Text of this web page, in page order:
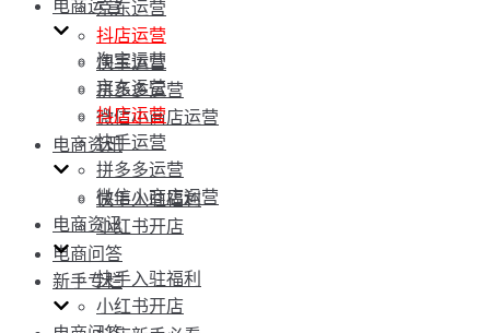
京东运营
抖店运营
快手运营
拼多多运营
微信小商店运营
电商资讯
快手入驻福利
小红书开店
电商问答
新手专栏
电商运营
淘宝运营
京东运营
抖店运营
快手运营
拼多多运营
微信小商店运营
电商资讯
快手入驻福利
小红书开店